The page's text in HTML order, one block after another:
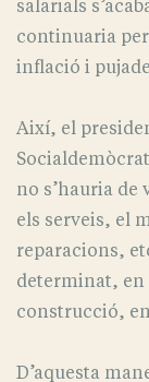
salarials
continuaria
inflació i
Així, el
no s’hauria de
els serveis, el
reparacions,
determinat, en
construcció,
D’aquesta